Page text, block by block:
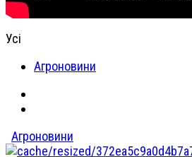
Усі
Агроновини
Агроновини